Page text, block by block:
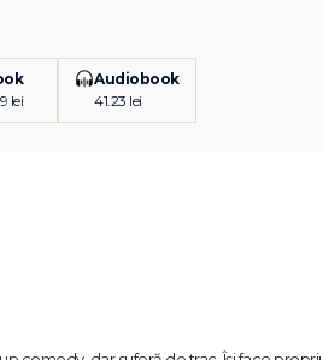
lei
Audiobook
41.23 lei